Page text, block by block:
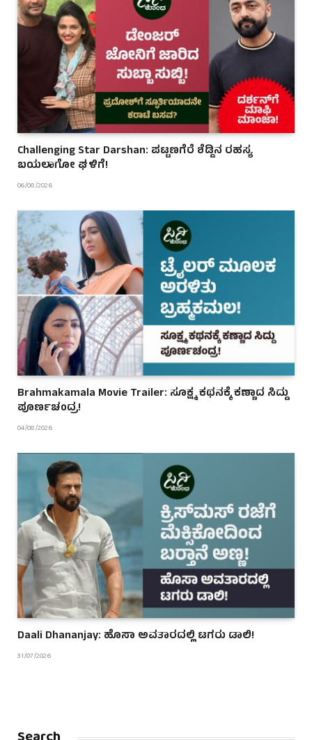
Challenging Star Darshan: ಪಟ್ಟಣಗೆರೆ ಶೆಡ್ಡಿನ ರಹಸ್ಯ
ಬಯಲಾಗೋ ಘಳಿಗೆ!
06/08/2026
Brahmakamala Movie Trailer: ಸೂಕ್ಷ್ಮ ಕಥನಕ್ಕೆ ಕಣ್ಣಾದ ಸಿದ್ದು
ಪೂರ್ಣಚಂದ್ರ!
04/08/2026
Daali Dhananjay: ಹೊಸಾ ಅವತಾರದಲ್ಲಿ ಟಗರು ಡಾಲಿ!
31/07/2026